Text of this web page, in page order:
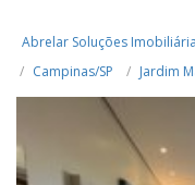
Abrelar Soluções
Campinas/SP
Jardim